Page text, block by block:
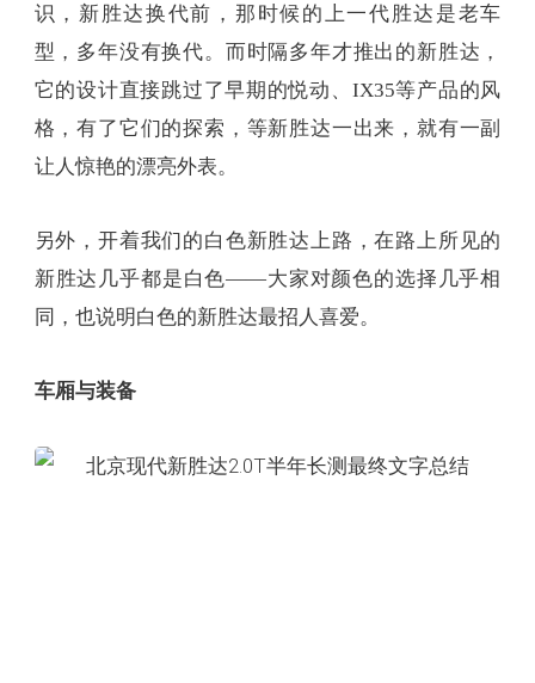
识，新胜达换代前，那时候的上一代胜达是老车
型，多年没有换代。而时隔多年才推出的新胜达，
它的设计直接跳过了早期的悦动、IX35等产品的风
格，有了它们的探索，等新胜达一出来，就有一副
让人惊艳的漂亮外表。
另外，开着我们的白色新胜达上路，在路上所见的
新胜达几乎都是白色——大家对颜色的选择几乎相
同，也说明白色的新胜达最招人喜爱。
车厢与装备